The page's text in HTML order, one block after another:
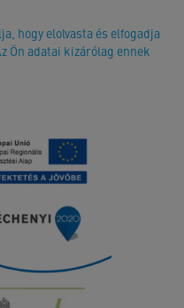
hogy elolvasta és elfogadja
Ön adatai kizárólag ennek